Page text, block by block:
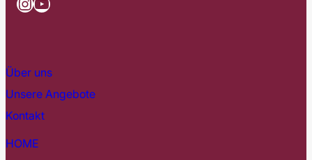
Über uns
Unsere Angebote
Kontakt
HOME